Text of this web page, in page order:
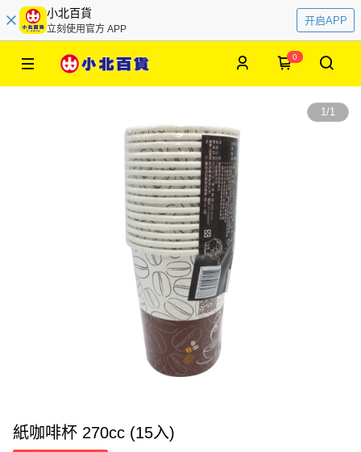
小北百貨
立刻使用官方 APP
开启APP
0
1/1
紙咖啡杯 270cc (15入)